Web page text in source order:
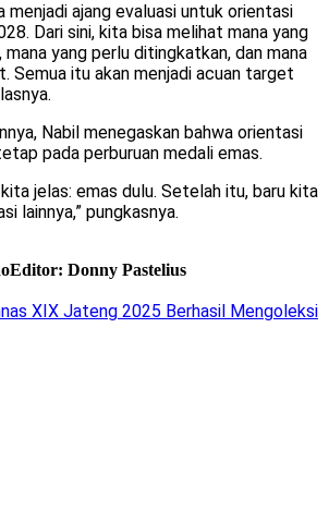
menjadi ajang evaluasi untuk orientasi
Dari sini, kita bisa melihat mana yang
yang perlu ditingkatkan, dan mana
Semua itu akan menjadi acuan target
Nabil menegaskan bahwa orientasi
pada perburuan medali emas.
jelas: emas dulu. Setelah itu, baru kita
lainnya,” pungkasnya.
Editor: Donny Pastelius
XIX Jateng 2025 Berhasil Mengoleksi